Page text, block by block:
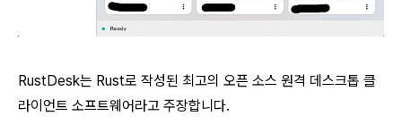
RustDesk는 Rust로 작성된 최고의 오픈 소스 원격 데스크톱 클
라이언트 소프트웨어라고 주장합니다.